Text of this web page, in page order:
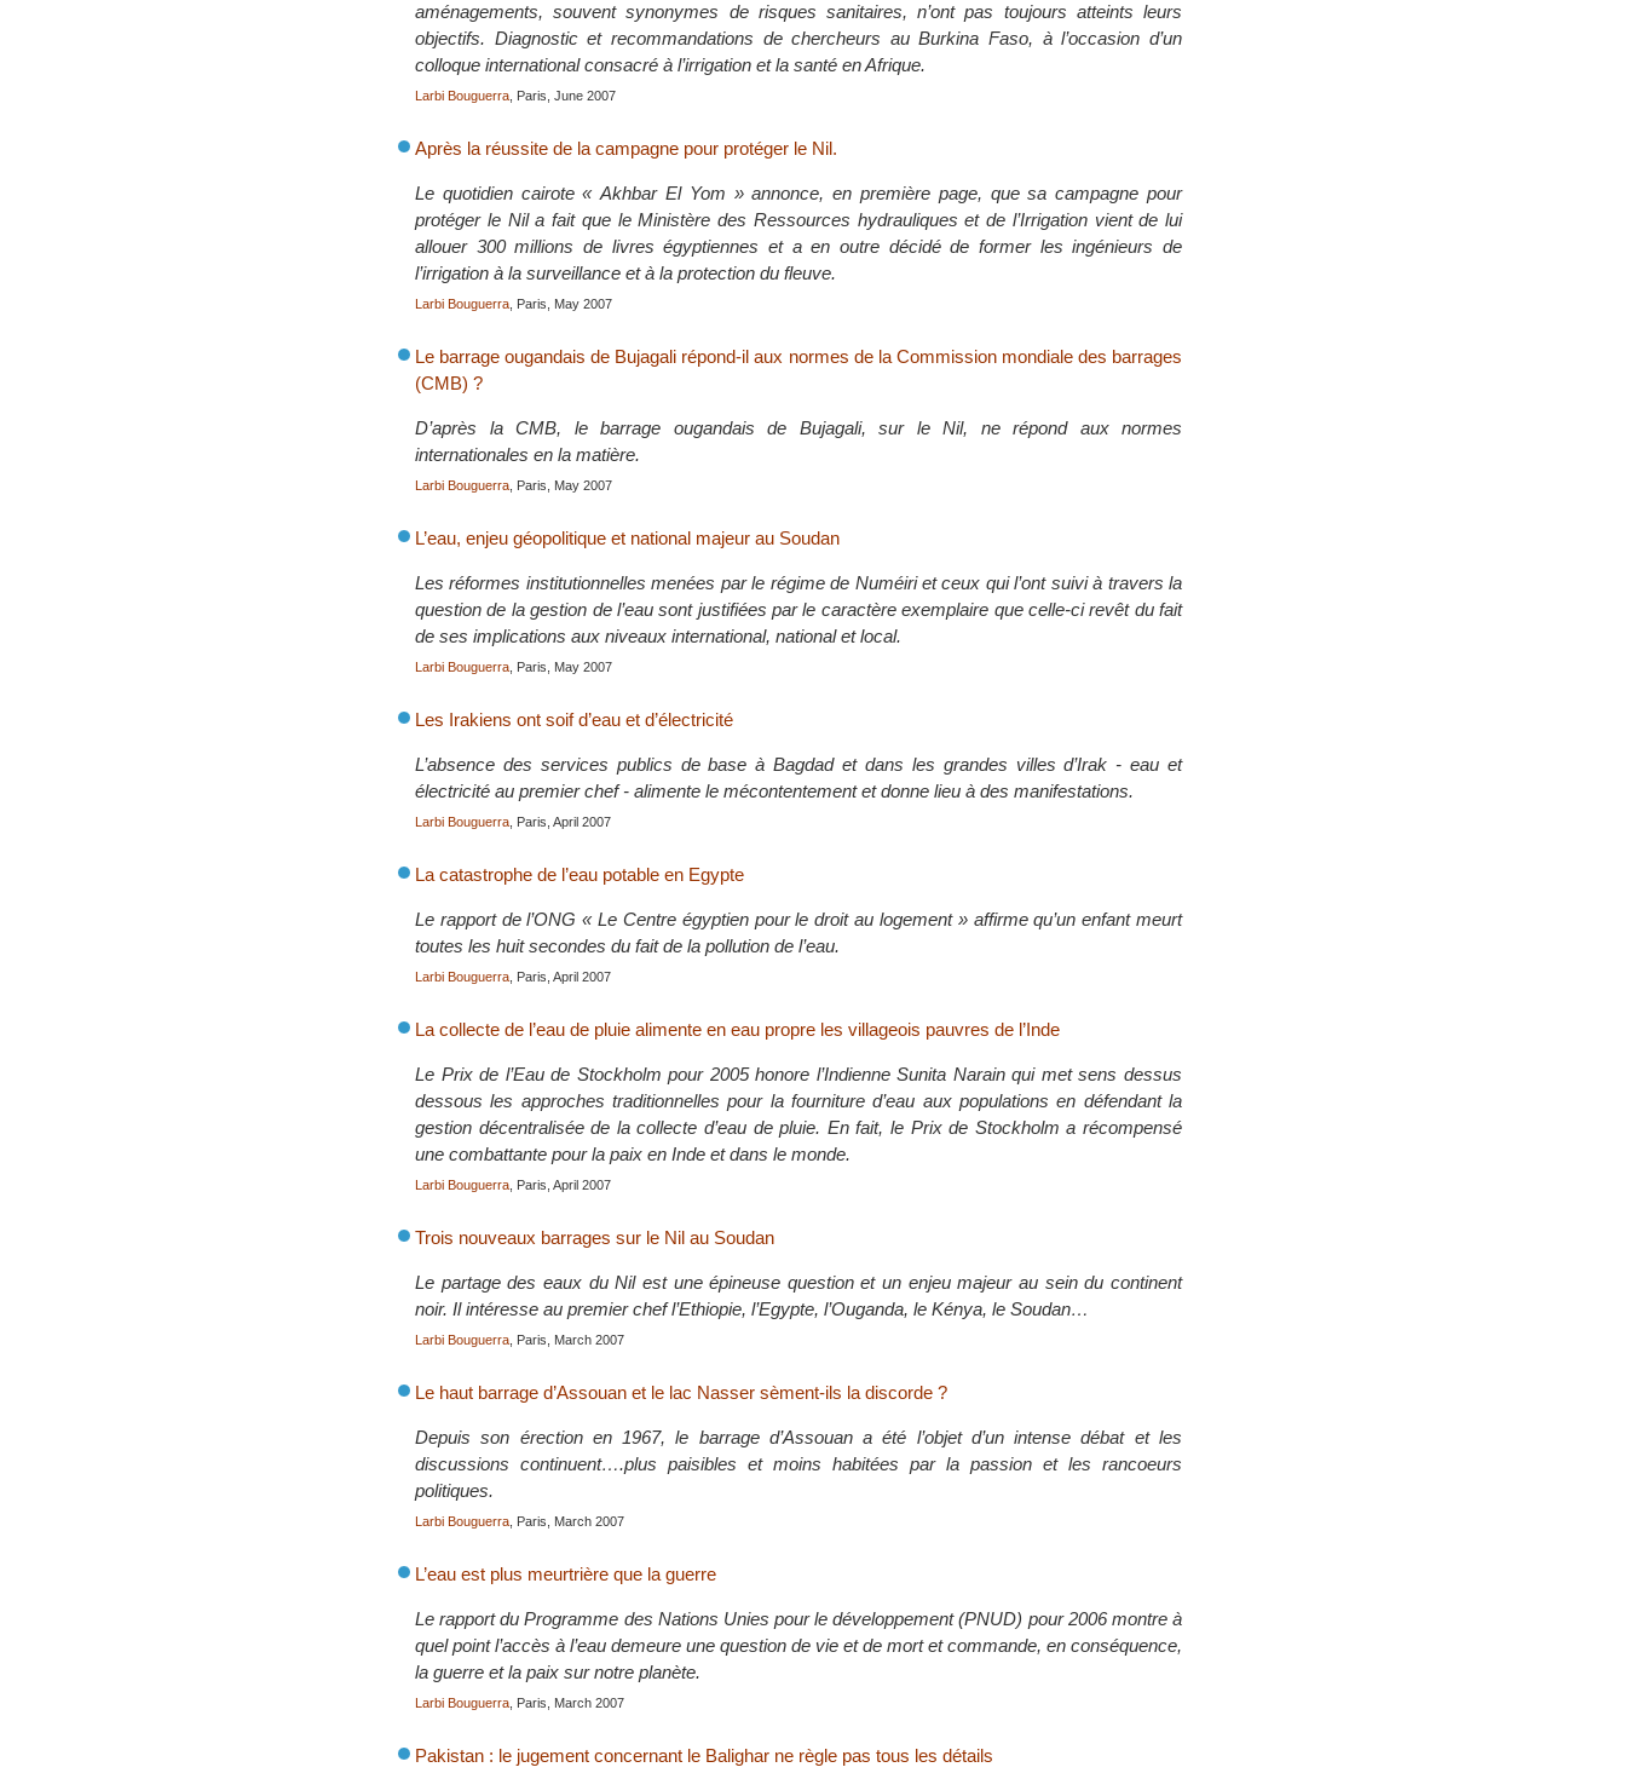
aménagements, souvent synonymes de risques sanitaires, n’ont pas toujours atteints leurs
objectifs. Diagnostic et recommandations de chercheurs au Burkina Faso, à l’occasion d’un
colloque international consacré à l’irrigation et la santé en Afrique.
Larbi Bouguerra , Paris, June 2007
Après la réussite de la campagne pour protéger le Nil.
Le quotidien cairote « Akhbar El Yom » annonce, en première page, que sa campagne pour
protéger le Nil a fait que le Ministère des Ressources hydrauliques et de l’Irrigation vient de lui
allouer 300 millions de livres égyptiennes et a en outre décidé de former les ingénieurs de
l’irrigation à la surveillance et à la protection du fleuve.
Larbi Bouguerra , Paris, May 2007
Le barrage ougandais de Bujagali répond-il aux normes de la Commission mondiale des barrages
(CMB) ?
D’après la CMB, le barrage ougandais de Bujagali, sur le Nil, ne répond aux normes
internationales en la matière.
Larbi Bouguerra , Paris, May 2007
L’eau, enjeu géopolitique et national majeur au Soudan
Les réformes institutionnelles menées par le régime de Numéiri et ceux qui l’ont suivi à travers la
question de la gestion de l’eau sont justifiées par le caractère exemplaire que celle-ci revêt du fait
de ses implications aux niveaux international, national et local.
Larbi Bouguerra , Paris, May 2007
Les Irakiens ont soif d’eau et d’électricité
L’absence des services publics de base à Bagdad et dans les grandes villes d’Irak - eau et
électricité au premier chef - alimente le mécontentement et donne lieu à des manifestations.
Larbi Bouguerra , Paris, April 2007
La catastrophe de l’eau potable en Egypte
Le rapport de l’ONG « Le Centre égyptien pour le droit au logement » affirme qu’un enfant meurt
toutes les huit secondes du fait de la pollution de l’eau.
Larbi Bouguerra , Paris, April 2007
La collecte de l’eau de pluie alimente en eau propre les villageois pauvres de l’Inde
Le Prix de l’Eau de Stockholm pour 2005 honore l’Indienne Sunita Narain qui met sens dessus
dessous les approches traditionnelles pour la fourniture d’eau aux populations en défendant la
gestion décentralisée de la collecte d’eau de pluie. En fait, le Prix de Stockholm a récompensé
une combattante pour la paix en Inde et dans le monde.
Larbi Bouguerra , Paris, April 2007
Trois nouveaux barrages sur le Nil au Soudan
Le partage des eaux du Nil est une épineuse question et un enjeu majeur au sein du continent
noir. Il intéresse au premier chef l’Ethiopie, l’Egypte, l’Ouganda, le Kénya, le Soudan…
Larbi Bouguerra , Paris, March 2007
Le haut barrage d’Assouan et le lac Nasser sèment-ils la discorde ?
Depuis son érection en 1967, le barrage d’Assouan a été l’objet d’un intense débat et les
discussions continuent….plus paisibles et moins habitées par la passion et les rancoeurs
politiques.
Larbi Bouguerra , Paris, March 2007
L’eau est plus meurtrière que la guerre
Le rapport du Programme des Nations Unies pour le développement (PNUD) pour 2006 montre à
quel point l’accès à l’eau demeure une question de vie et de mort et commande, en conséquence,
la guerre et la paix sur notre planète.
Larbi Bouguerra , Paris, March 2007
Pakistan : le jugement concernant le Balighar ne règle pas tous les détails